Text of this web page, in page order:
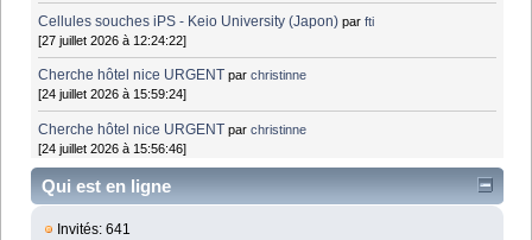
Cellules souches iPS - Keio University (Japon) parfti
[27 juillet 2026 à 12:24:22]
Cherche hôtel nice URGENT parchristinne
[24 juillet 2026 à 15:59:24]
Cherche hôtel nice URGENT parchristinne
[24 juillet 2026 à 15:56:46]
Qui est en ligne
Invités: 641